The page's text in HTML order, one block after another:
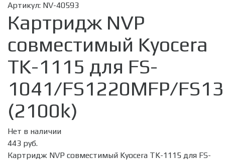
Артикул: NV-40593
Картридж NVP
совместимый Kyocera
TK-1115 для FS-
1041/FS1220MFP/
(2100k)
Нет в наличии
443 руб.
Картридж NVP совместимый Kyocera TK-1115 для FS-